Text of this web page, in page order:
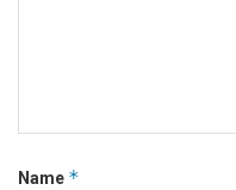
Name *